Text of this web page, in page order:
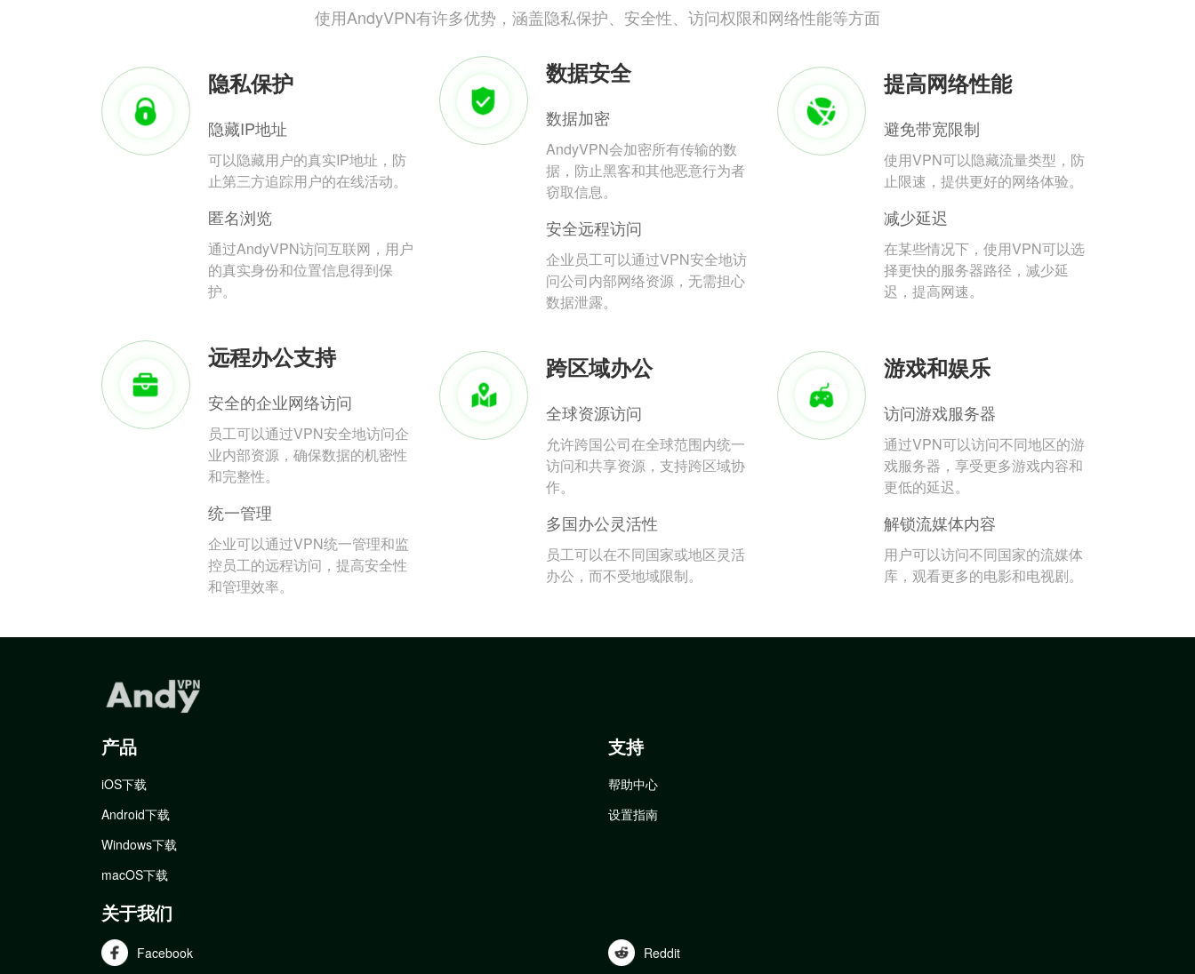
使用AndyVPN有许多优势，涵盖隐私保护、安全性、访问权限和网络性能等方面
隐私保护
隐藏IP地址
可以隐藏用户的真实IP地址，防
止第三方追踪用户的在线活动。
匿名浏览
通过AndyVPN访问互联网，用户
的真实身份和位置信息得到保
护。
数据安全
数据加密
AndyVPN会加密所有传输的数
据，防止黑客和其他恶意行为者
窃取信息。
安全远程访问
企业员工可以通过VPN安全地访
问公司内部网络资源，无需担心
数据泄露。
提高网络性能
避免带宽限制
使用VPN可以隐藏流量类型，防
止限速，提供更好的网络体验。
减少延迟
在某些情况下，使用VPN可以选
择更快的服务器路径，减少延
迟，提高网速。
远程办公支持
安全的企业网络访问
员工可以通过VPN安全地访问企
业内部资源，确保数据的机密性
和完整性。
统一管理
企业可以通过VPN统一管理和监
控员工的远程访问，提高安全性
和管理效率。
跨区域办公
全球资源访问
允许跨国公司在全球范围内统一
访问和共享资源，支持跨区域协
作。
多国办公灵活性
员工可以在不同国家或地区灵活
办公，而不受地域限制。
游戏和娱乐
访问游戏服务器
通过VPN可以访问不同地区的游
戏服务器，享受更多游戏内容和
更低的延迟。
解锁流媒体内容
用户可以访问不同国家的流媒体
库，观看更多的电影和电视剧。
产品
iOS下载
Android下载
Windows下载
macOS下载
支持
帮助中心
设置指南
关于我们
Facebook Reddit